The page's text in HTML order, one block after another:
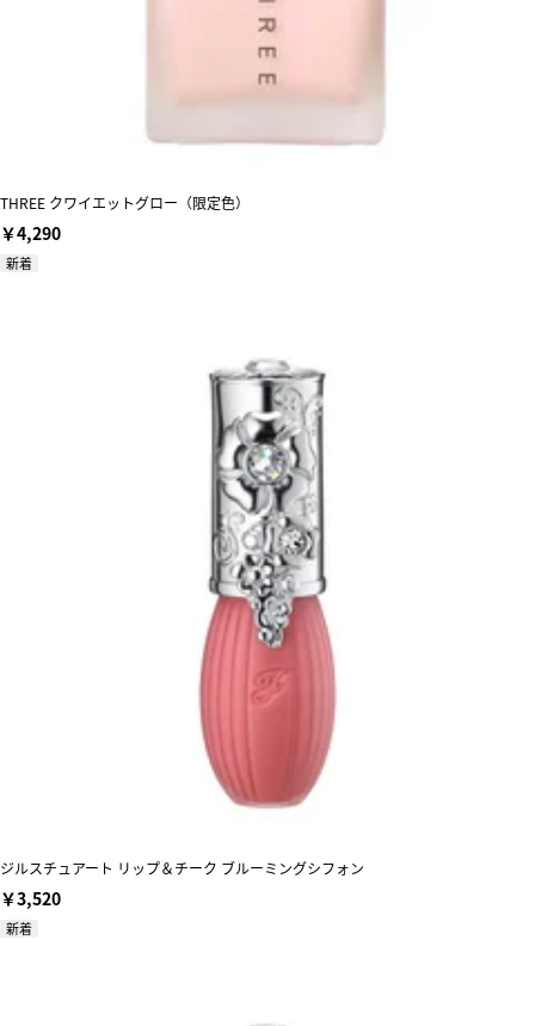
THREE クワイエットグロー（限定色）
￥4,290
新着
ジルスチュアート リップ＆チーク ブルーミングシフォン
￥3,520
新着